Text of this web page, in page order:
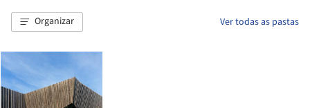
Organizar Ver todas as pastas